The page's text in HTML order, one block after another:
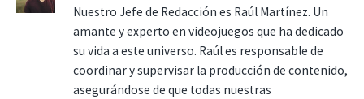
Nuestro Jefe de Redacción es Raúl Martínez. Un
amante y experto en videojuegos que ha dedicado
su vida a este universo. Raúl es responsable de
coordinar y supervisar la producción de contenido,
asegurándose de que todas nuestras